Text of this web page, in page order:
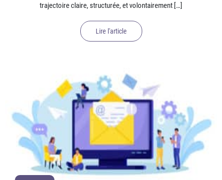
trajectoire claire, structurée, et volontairement […]
Lire l'article